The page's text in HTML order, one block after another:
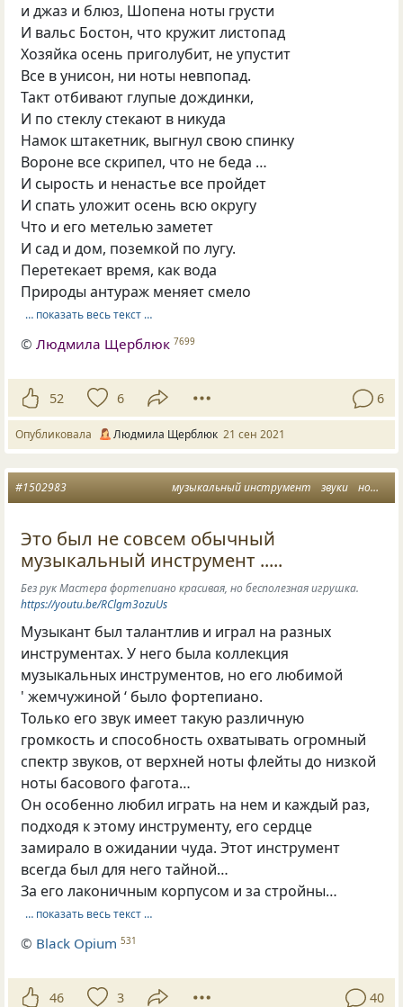
и джаз и блюз, Шопена ноты грусти
И вальс Бостон, что кружит листопад
Хозяйка осень приголубит, не упустит
Все в унисон, ни ноты невпопад.
Такт отбивают глупые дождинки,
И по стеклу стекают в никуда
Намок штакетник, выгнул свою спинку
Вороне все скрипел, что не беда …
И сырость и ненастье все пройдет
И спать уложит осень всю округу
Что и его метелью заметет
И сад и дом, поземкой по лугу.
Перетекает время, как вода
Природы антураж меняет смело
… показать весь текст …
©Людмила Щерблюк 7699
52 6 6
Опубликовала Людмила Щерблюк 21 сен 2021
музыкальный инструмент звуки ноты
#1502983
Это был не совсем обычный
музыкальный инструмент .....
Без рук Мастера фортепиано красивая, но бесполезная игрушка.
https://youtu.be/RClgm3ozuUs
Музыкант был талантлив и играл на разных
инструментах. У него была коллекция
музыкальных инструментов, но его любимой
' жемчужиной ‘ было фортепиано.
Только его звук имеет такую различную
громкость и способность охватывать огромный
спектр звуков, от верхней ноты флейты до низкой
ноты басового фагота…
Он особенно любил играть на нем и каждый раз,
подходя к этому инструменту, его сердце
замирало в ожидании чуда. Этот инструмент
всегда был для него тайной…
За его лаконичным корпусом и за стройны…
… показать весь текст …
© Вlack Opium 531
46 3 40